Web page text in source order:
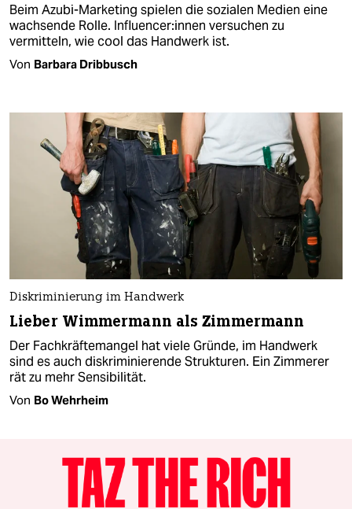
Beim Azubi-Marketing spielen die sozialen Medien eine
wachsende Rolle. In­flu­en­ce­r:in­nen versuchen zu
vermitteln, wie cool das Handwerk ist.
Von Barbara Dribbusch
Diskriminierung im Handwerk
Lieber Wimmermann als Zimmermann
Der Fachkräftemangel hat viele Gründe, im Handwerk
sind es auch diskriminierende Strukturen. Ein Zimmerer
rät zu mehr Sensibilität.
Von Bo Wehrheim